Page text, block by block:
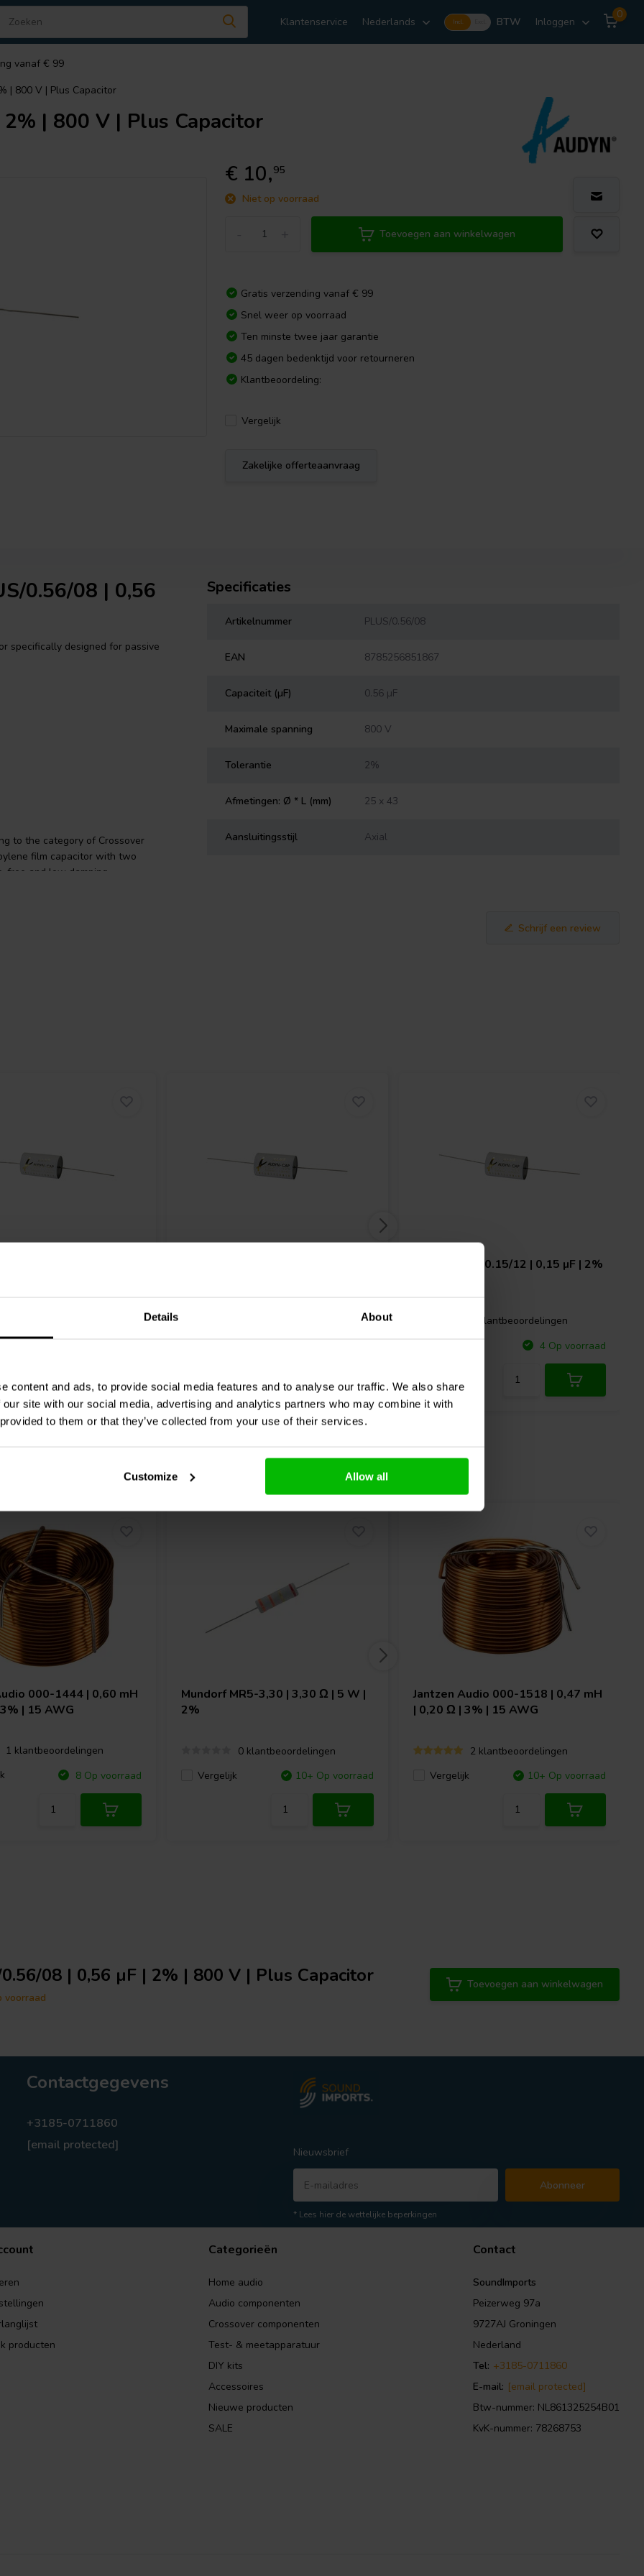
Details About
content and ads, to provide social media features and to analyse our traffic. We also share
site with our social media, advertising and analytics partners who may combine it with
to them or that they’ve collected from your use of their services.
Customize Allow all
Klantenservice Nederlands Incl. BTW Inloggen
0
vanaf € 99
| 800 V | Plus Capacitor
| 800 V | Plus Capacitor
€ 10,95
Niet op voorraad
Toevoegen aan winkelwagen
Gratis verzending vanaf € 99
Snel weer op voorraad
Ten minste twee jaar garantie
45 dagen bedenktijd voor retourneren
Klantbeoordeling:
Vergelijk
Zakelijke offerteaanvraag
0.56/08 | 0,56
specifically designed for passive
to the category of Crossover
film capacitor with two
free and low damping
tinned copper wire
designed for both passive
Specificaties
Artikelnummer PLUS/0.56/08
EAN 8785256851867
Capaciteit (µF) 0.56 µF
Maximale spanning 800 V
Tolerantie 2%
Afmetingen: Ø * L (mm) 25 x 43
Aansluitingsstijl Axial
Schrijf een review
PLUS/0.15/12 | 0,15 µF | 2%
1 klantbeoordelingen
4 Op voorraad
000-1444 | 0,60 mH
| 15 AWG
1 klantbeoordelingen
8 Op voorraad
MundorfMR5-3,30 | 3,30 Ω | 5 W |
2%
0 klantbeoordelingen
Vergelijk
10+ Op voorraad
Jantzen Audio 000-1518 | 0,47 mH
| 0,20 Ω | 3% | 15 AWG
2 klantbeoordelingen
Vergelijk
10+ Op voorraad
08 | 0,56 µF | 2% | 800 V | Plus Capacitor
voorraad
Toevoegen aan winkelwagen
Contactgegevens
+3185-0711860
[email protected]
Nieuwsbrief
Abonneer
* Lees hier de wettelijke beperkingen
producten
Categorieën
Home audio
Audio componenten
Crossover componenten
Test- & meetapparatuur
DIY kits
Accessoires
Nieuwe producten
SALE
Contact
SoundImports
Peizerweg 97a
9727AJ Groningen
Nederland
Tel: +3185-0711860
E-mail: [email protected]
Btw-nummer: NL861325254B01
KvK-nummer: 78268753